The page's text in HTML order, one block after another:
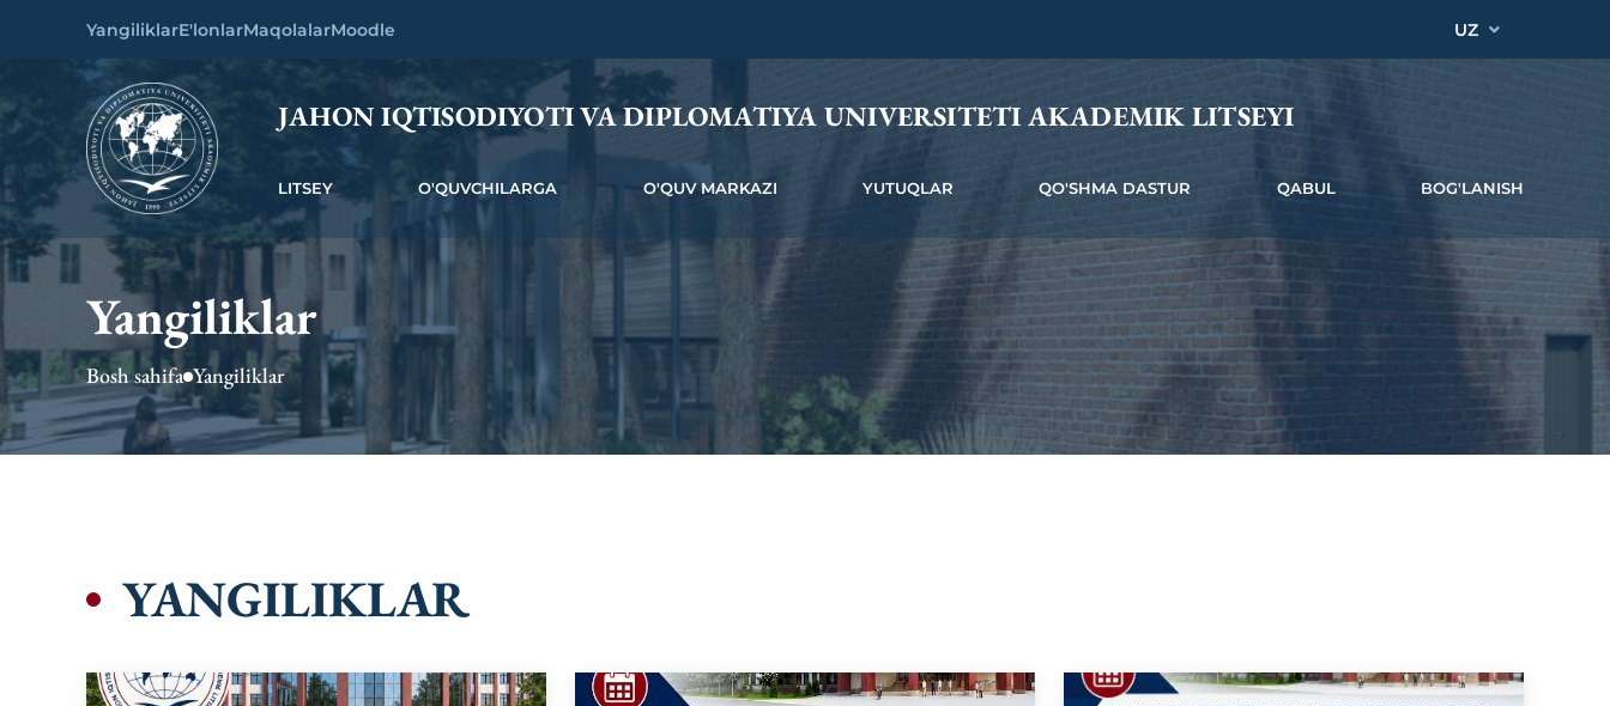
YangiliklarE'lonlarMaqolalarMoodle UZ
JAHON IQTISODIYOTI VA DIPLOMATIYA UNIVERSITETI AKADEMIK LITSEYI
LITSEY O'QUVCHILARGA O'QUV MARKAZI YUTUQLAR QO'SHMA DASTUR QABUL BOG'LANISH
Yangiliklar
Bosh sahifa Yangiliklar
YANGILIKLAR